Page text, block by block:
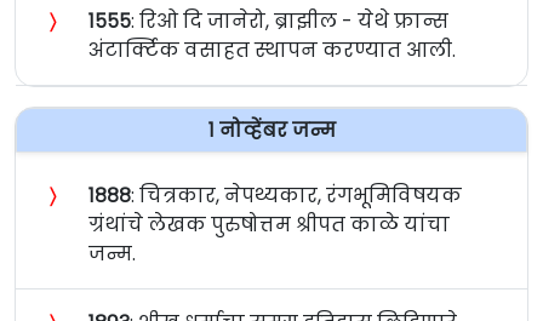
〉 १५५५: रिओ दि जानेरो, ब्राझील - येथे फ्रान्स
अंटार्क्टिक वसाहत स्थापन करण्यात आली.
१ नोव्हेंबर जन्म
〉 १८८८: चित्रकार, नेपथ्यकार, रंगभूमिविषयक
ग्रंथांचे लेखक पुरुषोत्तम श्रीपत काळे यांचा
जन्म.